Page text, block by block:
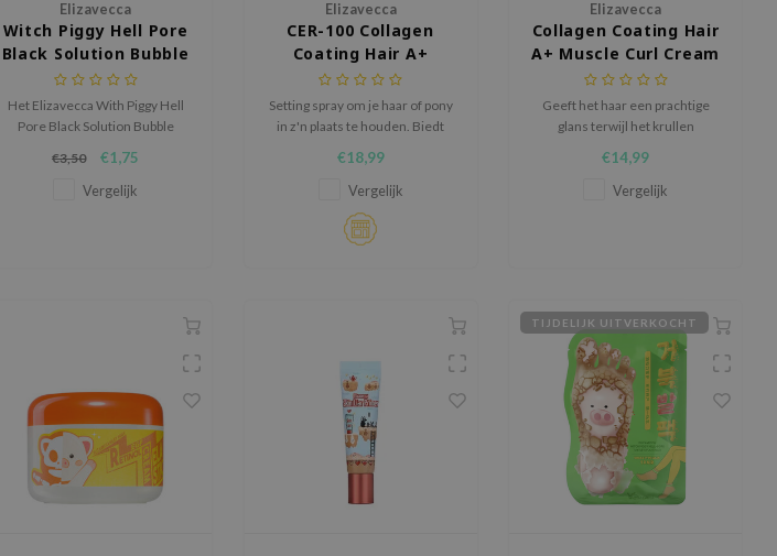
Elizavecca
Witch Piggy Hell Pore
Black Solution Bubble
Serum Mask Pack
Het Elizavecca With Piggy Hell
Pore Black Solution Bubble
onzuiverheden, verheldert de
huid en vermindert rimpels.
€3,50 €1,75
Vergelijk
Elizavecca
CER-100 Collagen
Coating Hair A+
Muscle Fixer Spray
Setting spray om je haar of pony
in z'n plaats te houden. Biedt
volume.
€18,99
Vergelijk
Elizavecca
Collagen Coating Hair
A+ Muscle Curl Cream
Geeft het haar een prachtige
glans terwijl het krullen
€14,99
Vergelijk
TIJDELIJK UITVERKOCHT